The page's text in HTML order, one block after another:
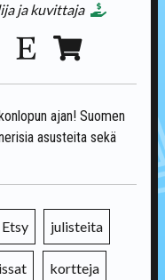
ja kuvittaja
ajan! Suomen
asusteita sekä
Etsy julisteita
kortteja